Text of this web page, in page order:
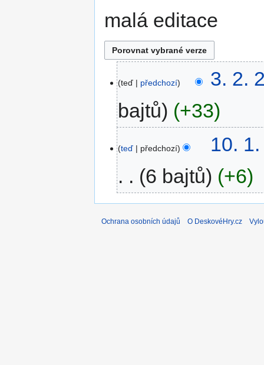
malá editace
teď předchozí
3. 2.
bajtů
+33
teď předchozí
10.
6 bajtů
+6
Ochrana osobních údajů O DeskovéHry.cz